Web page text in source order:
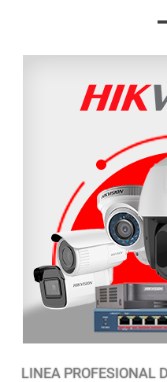
LINEA PROFESIONAL